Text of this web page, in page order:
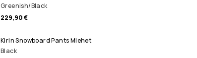
Greenish/Black
229,90 €
Kirin Snowboard Pants Miehet
Black